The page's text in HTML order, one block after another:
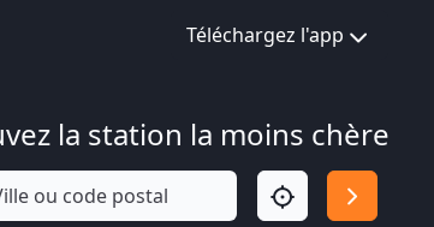
Téléchargez l'app
la station la moins chère